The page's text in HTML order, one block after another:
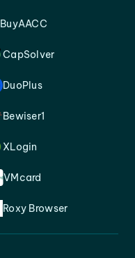
BuyAACC
CapSolver
DuoPlus
Bewiser1
XLogin
VMcard
Roxy Browser